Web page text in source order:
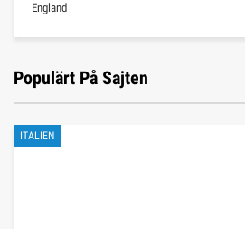
England
Populärt På Sajten
ITALIEN